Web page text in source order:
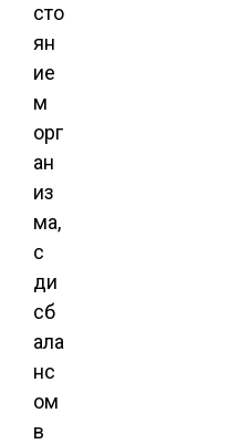
сто
ян
ие
м
орг
ан
из
ма,
с
ди
сб
ала
нс
ом
в